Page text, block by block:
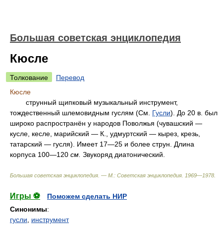
Большая советская энциклопедия
Кюсле
Толкование
Перевод
Кюсле
струнный щипковый музыкальный инструмент,
тождественный шлемовидным гуслям (См. Гусли). До 20 в. был
широко распространён у народов Поволжья (чувашский —
кусле, кесле, марийский — К., удмуртский — кырез, крезь,
татарский — гусля). Имеет 17—25 и более струн. Длина
корпуса 100—120 см. Звукоряд диатонический.
Большая советская энциклопедия. — М.: Советская энциклопедия 1969—1978
Игры ⚽
Поможем сделать НИР
Синонимы:
гусли
инструмент